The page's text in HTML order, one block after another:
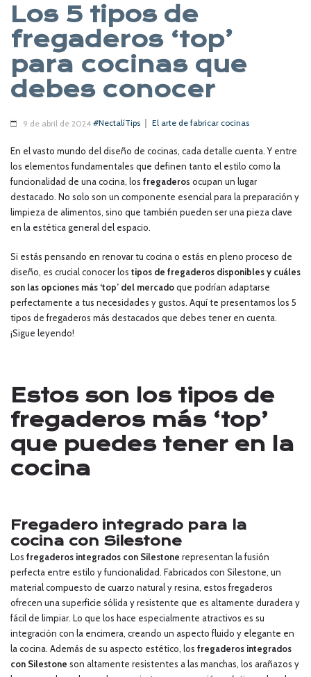
Los 5 tipos de
fregaderos ‘top’
para cocinas que
debes conocer
9 de abril de 2024 #NectalíTips |El arte de fabricar cocinas
En el vasto mundo del diseño de cocinas, cada detalle cuenta. Y entre
los elementos fundamentales que definen tanto el estilo como la
funcionalidad de una cocina, los fregaderos ocupan un lugar
destacado. No solo son un componente esencial para la preparación y
limpieza de alimentos, sino que también pueden ser una pieza clave
en la estética general del espacio.
Si estás pensando en renovar tu cocina o estás en pleno proceso de
diseño, es crucial conocer los tipos de fregaderos disponibles y cuáles
son las opciones más ‘top’ del mercadoque podrían adaptarse
perfectamente a tus necesidades y gustos. Aquí te presentamos los 5
tipos de fregaderos más destacados que debes tener en cuenta.
¡Sigue leyendo!
Estos son los tipos de
fregaderos más ‘top’
que puedes tener en la
cocina
Fregadero integrado para la
cocina con Silestone
Los fregaderos integrados con Silestone representan la fusión
perfecta entre estilo y funcionalidad. Fabricados con Silestone, un
material compuesto de cuarzo natural y resina, estos fregaderos
ofrecen una superficie sólida y resistente que es altamente duradera y
fácil de limpiar. Lo que los hace especialmente atractivos es su
integración con la encimera, creando un aspecto fluido y elegante en
la cocina. Además de su aspecto estético, los fregaderos integrados
con Silestone son altamente resistentes a las manchas, los arañazos y